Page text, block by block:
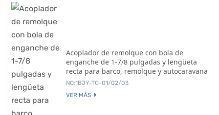
Acoplador de remolque con bola de
enganche de 1-7/8 pulgadas y lengüeta
recta para barco, remolque y autocaravana
NO:1BJY-TC-01/02/03
VER MÁS